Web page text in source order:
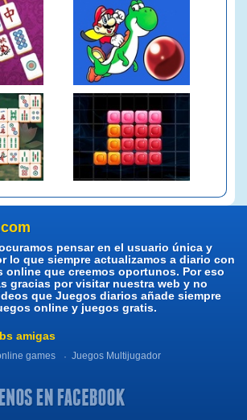
pensar en el usuario única y
lo que siempre actualizamos a diario con
online que creemos oportunos. Por eso
gracias por visitar nuestra web y no
que Juegos diarios añade siempre
online y juegos gratis.
amigas
games Juegos Multijugador